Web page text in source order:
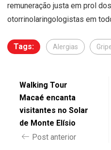
remuneração justa em prol
otorrinolaringologistas em
Tags: Alergias
Walking Tour
Macaé encanta
visitantes no Solar
de Monte Elísio
Post anterior